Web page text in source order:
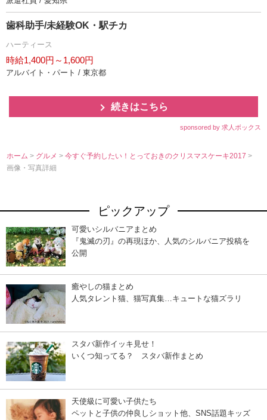
歯科助手/未経験OK・駅チカ
ハーティース
時給1,400円～1,600円
アルバイト・パート / 東京都
続きはこちら
sponsored by 求人ボックス
ホーム > グルメ>今すぐ予約したい！とっておきのクリスマスケーキ2017>
画像・写真詳細
ピックアップ
可愛いシルバニアまとめ
『鬼滅の刃』の再現ほか、人気のシルバニア投稿を
公開
癒やしの猫まとめ
人気タレント猫、猫写真集…キュートな猫ズラリ
スタバ新作イッキ見せ！
いくつ知ってる？ スタバ新作まとめ
天使級に可愛い子供たち
ペットと子供の仲良しショット他、SNS話題キッズ